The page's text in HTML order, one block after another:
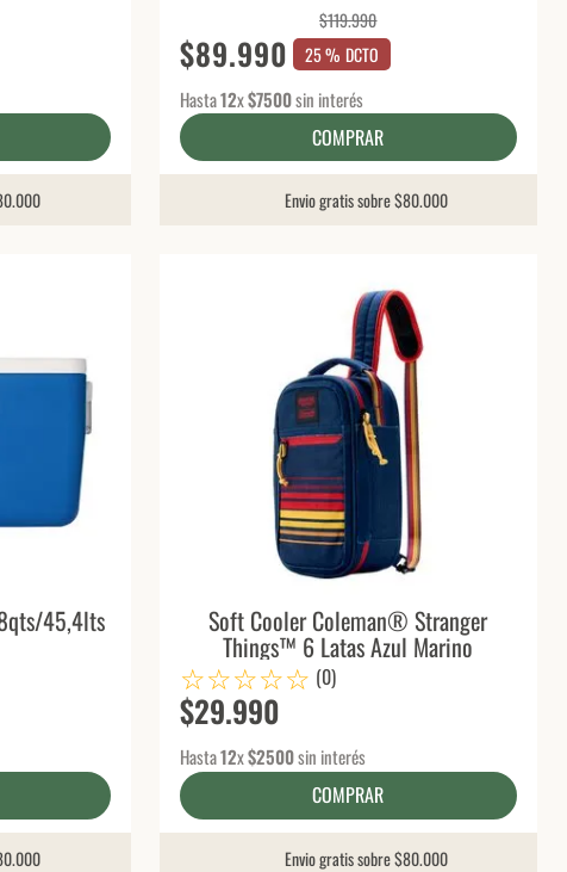
$119.990
$89.990 25 % DCTO
Hasta12x$7500sin interés
COMPRAR
Envio gratis sobre $80.000
45,4lts Soft Cooler Coleman® Stranger
Things™ 6 Latas Azul Marino
☆☆☆☆☆ (0)
$29.990
Hasta12x$2500sin interés
COMPRAR
Envio gratis sobre $80.000